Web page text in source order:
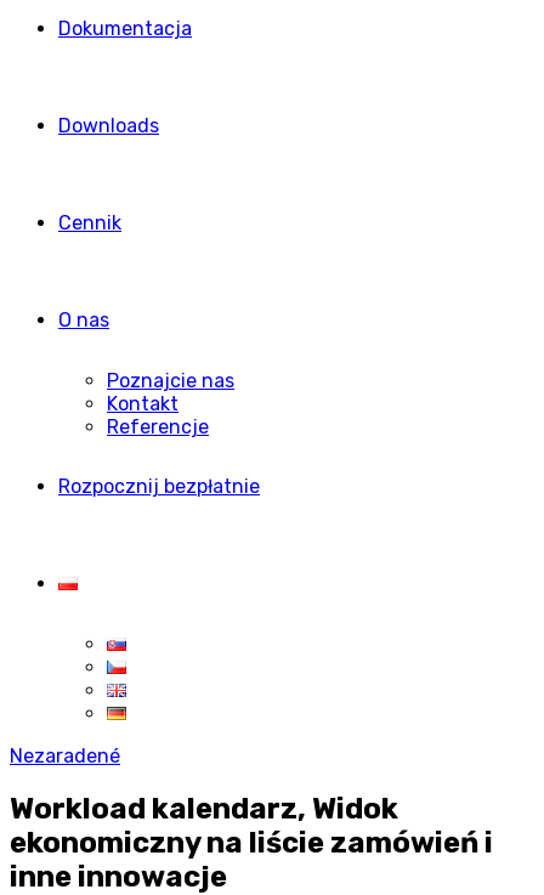
Dokumentacja
Downloads
Cennik
O nas
Poznajcie nas
Kontakt
Referencje
Rozpocznij bezpłatnie
Nezaradené
Workload kalendarz, Widok
ekonomiczny na liście zamówień i
inne innowacje